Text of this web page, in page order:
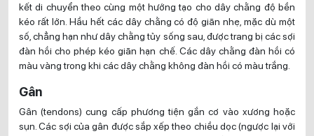
kết di chuyển theo cùng một hướng tạo cho dây chằng độ bền
kéo rất lớn. Hầu hết các dây chằng có độ giãn nhẹ, mặc dù một
số, chẳng hạn như dây chằng tủy sống sau, được trang bị các sợi
đàn hồi cho phép kéo giãn hạn chế. Các dây chằng đàn hồi có
màu vàng trong khi các dây chằng không đàn hồi có màu trắng.
Gân
Gân (tendons) cung cấp phương tiện gắn cơ vào xương hoặc
sụn. Các sợi của gân được sắp xếp theo chiều dọc (ngược lại với